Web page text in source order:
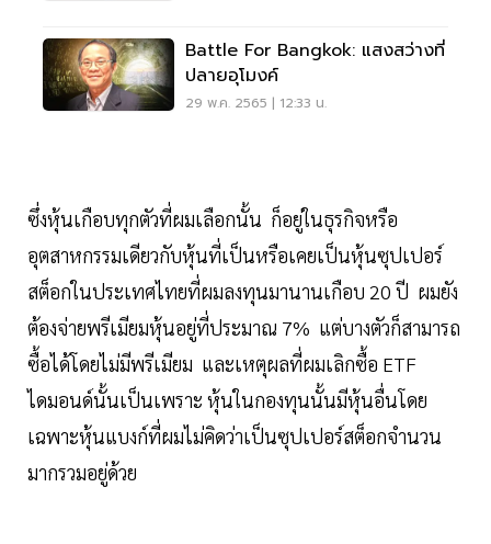
Battle For Bangkok: แสงสว่างที่
ปลายอุโมงค์
29 พ.ค. 2565 | 12:33 น.
ซึ่งหุ้นเกือบทุกตัวที่ผมเลือกนั้น ก็อยู่ในธุรกิจหรือ
อุตสาหกรรมเดียวกับหุ้นที่เป็นหรือเคยเป็นหุ้นซุปเปอร์
สต็อกในประเทศไทยที่ผมลงทุนมานานเกือบ 20 ปี ผมยัง
ต้องจ่ายพรีเมียมหุ้นอยู่ที่ประมาณ 7% แต่บางตัวก็สามารถ
ซื้อได้โดยไม่มีพรีเมียม และเหตุผลที่ผมเลิกซื้อ ETF
ไดมอนด์นั้นเป็นเพราะ หุ้นในกองทุนนั้นมีหุ้นอื่นโดย
เฉพาะหุ้นแบงก์ที่ผมไม่คิดว่าเป็นซุปเปอร์สต็อกจำนวน
มากรวมอยู่ด้วย